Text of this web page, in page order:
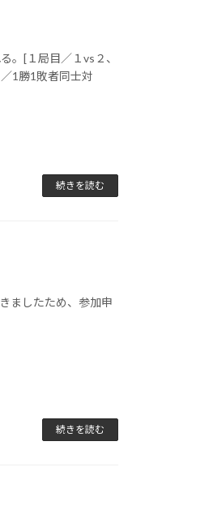
。[１局目／１vs２、
1勝1敗者同士対
続きを読む
ましたため、参加申
続きを読む